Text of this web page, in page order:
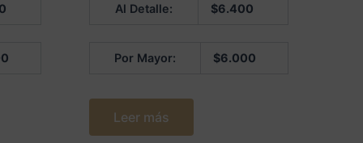
Al Detalle: $6.400
Por Mayor: $6.000
Leer más